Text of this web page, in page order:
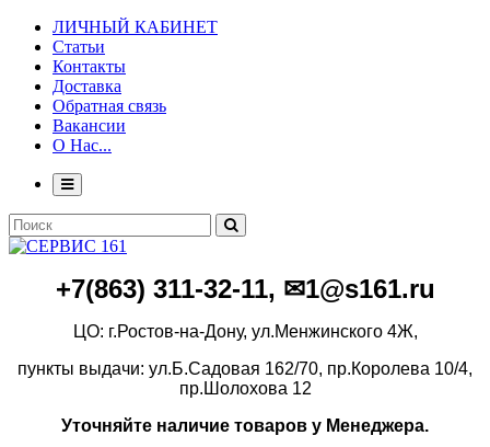
ЛИЧНЫЙ КАБИНЕТ
Статьи
Контакты
Доставка
Обратная связь
Вакансии
О Нас...
+7(863) 311-32-11, ✉1@s161.ru
ЦО: г.Ростов-на-Дону, ул.Менжинского 4Ж,
пункты выдачи: ул.Б.Садовая 162/70, пр.Королева 10/4,
пр.Шолохова 12
Уточняйте наличие товаров у Менеджера.